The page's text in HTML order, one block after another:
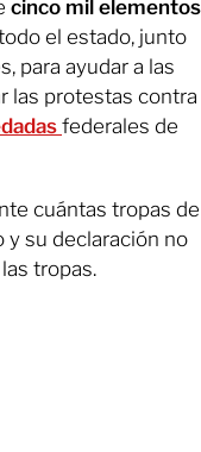
cinco mil elementos
el estado, junto
para ayudar a las
las protestas contra
federales de
cuántas tropas de
y su declaración no
tropas.